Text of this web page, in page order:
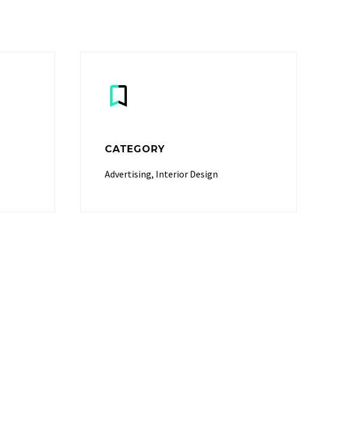


CATEGORY
Advertising, Interior Design